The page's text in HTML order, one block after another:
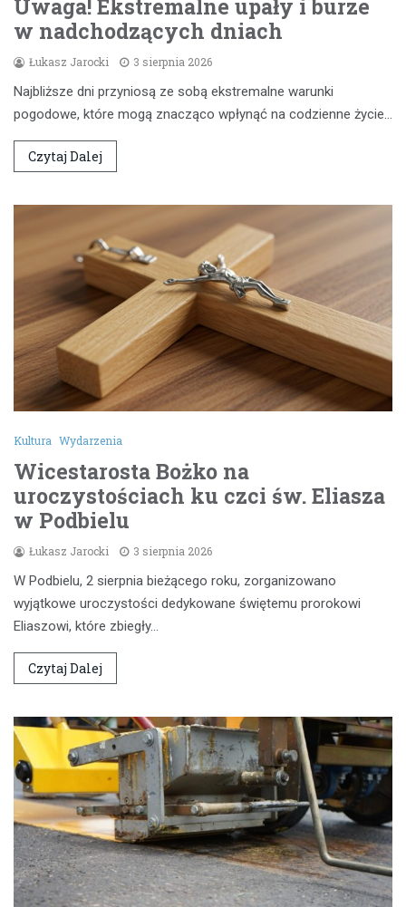
Uwaga! Ekstremalne upały i burze
w nadchodzących dniach
Łukasz Jarocki 3 sierpnia 2026
Najbliższe dni przyniosą ze sobą ekstremalne warunki
pogodowe, które mogą znacząco wpłynąć na codzienne życie…
Czytaj Dalej
Kultura Wydarzenia
Wicestarosta Bożko na
uroczystościach ku czci św. Eliasza
w Podbielu
Łukasz Jarocki 3 sierpnia 2026
W Podbielu, 2 sierpnia bieżącego roku, zorganizowano
wyjątkowe uroczystości dedykowane świętemu prorokowi
Eliaszowi, które zbiegły…
Czytaj Dalej